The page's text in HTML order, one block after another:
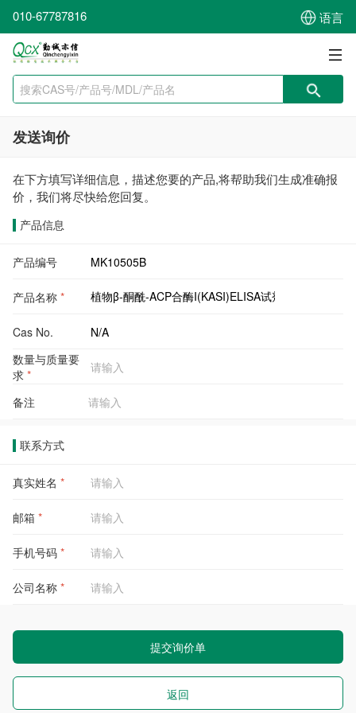
010-67787816 语言
发送询价
在下方填写详细信息，描述您要的产品,将帮助我们生成准确报
价，我们将尽快给您回复。
产品信息
产品编号
产品名称 *
Cas No.
数量与质量要
求 *
备注
联系方式
真实姓名 *
邮箱 *
手机号码 *
公司名称 *
提交询价单
返回